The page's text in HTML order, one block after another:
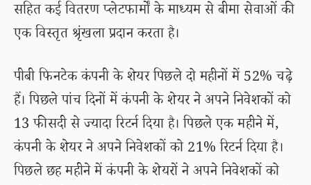
सहित कई वितरण प्लेटफार्मों के माध्यम से बीमा सेवाओं की
एक विस्तृत श्रृंखला प्रदान करता है।
पीबी फिनटेक कंपनी के शेयर पिछले दो महीनों में 52% चढ़े
हैं। पिछले पांच दिनों में कंपनी के शेयर ने अपने निवेशकों को
13 फीसदी से ज्यादा रिटर्न दिया है। पिछले एक महीने में,
कंपनी के शेयर ने अपने निवेशकों को 21% रिटर्न दिया है।
पिछले छह महीने में कंपनी के शेयरों ने अपने निवेशकों को